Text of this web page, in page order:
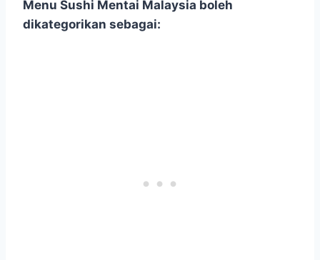
Menu Sushi Mentai Malaysia boleh
dikategorikan sebagai: